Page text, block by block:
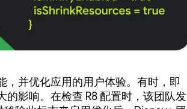
并优化应用的用户体验。有时，即
影响。在检查 R8 配置时，该团队发